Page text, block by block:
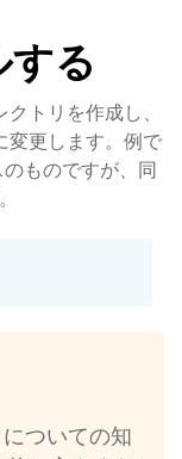
る
トリを作成し、
変更します。例で
ものですが、同
ついての知